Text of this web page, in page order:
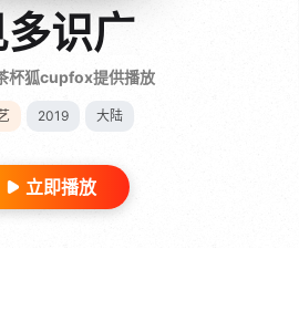
多识广
杯狐cupfox提供播放
2019 大陆
立即播放